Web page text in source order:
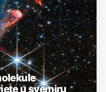
u svemiru